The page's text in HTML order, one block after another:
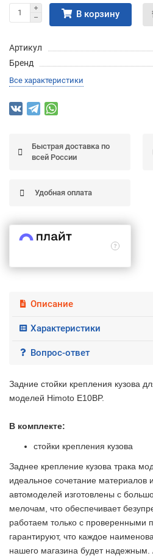
В корзину
Артикул
Бренд
Все характеристики
Быстрая доставка по
всей России
Удобная оплата
Описание
Характеристики
Вопрос-ответ
Задние стойки крепления кузова
моделей Himoto E10BP.
В комплекте:
стойки крепления кузова
Заднее крепление кузова трака
идеальное сочетание материалов
автомоделей изготовлены с
мелочам, что обеспечивает
работаем только с проверенными
гарантируют, что каждое
нашего магазина будет
Подробнее
75
8 (800)